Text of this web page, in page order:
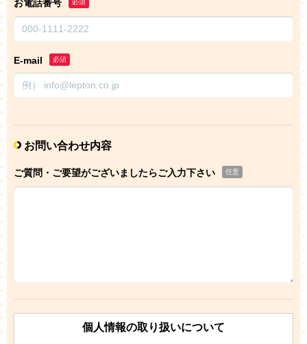
お電話番号 必須
E-mail 必須
お問い合わせ内容
ご質問・ご要望がございましたらご入力下さい 任意
個人情報の取り扱いについて